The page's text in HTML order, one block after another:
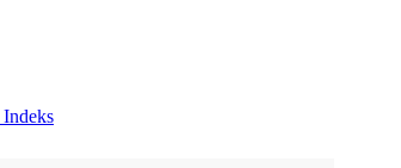
Indeks